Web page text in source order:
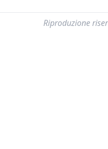
Riproduzione